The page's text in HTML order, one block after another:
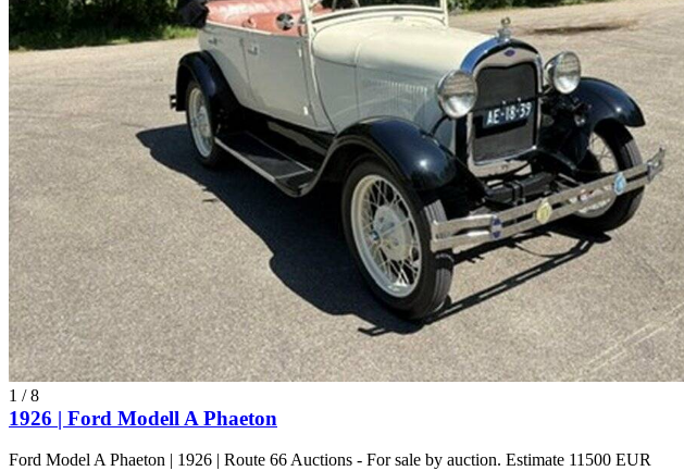
1 /8
1926 | Ford Modell A Phaeton
Ford Model A Phaeton | 1926 | Route 66 Auctions - For sale by auction. Estimate 11500 EUR